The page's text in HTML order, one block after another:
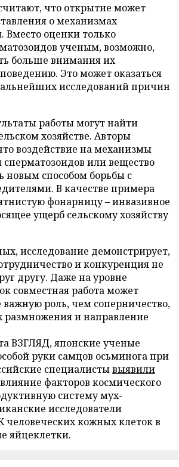
что открытие может
о механизмах
Вместо оценки только
ученым, возможно,
больше внимания их
Это может оказаться
исследований причин
работы могут найти
хозяйстве. Авторы
воздействие на механизмы
сперматозоидов или вещество
новым способом борьбы с
В качестве примера
фонарницу – инвазивное
ущерб сельскому хозяйству
исследование демонстрирует,
и конкуренция не
другу. Даже на уровне
совместная работа может
важную роль, чем соперничество,
размножения и направление
ВЗГЛЯД, японские ученые
руки самцов осьминога при
специалистывыявили
факторов космического
систему мух-
исследователи
человеческих кожных клеток в
яйцеклетки.